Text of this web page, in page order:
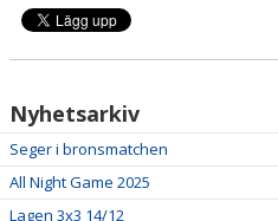
Nyhetsarkiv
Seger i bronsmatchen
All Night Game 2025
Lagen 3x3 14/12